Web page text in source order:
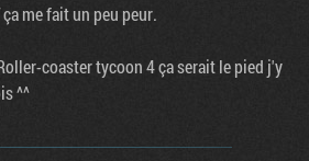
ça me fait un peu peur.
coaster tycoon 4 ça serait le pied j'y
^^